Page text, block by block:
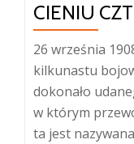
CIENIU
26 września
kilkunastu
dokonało
w którym
ta jest